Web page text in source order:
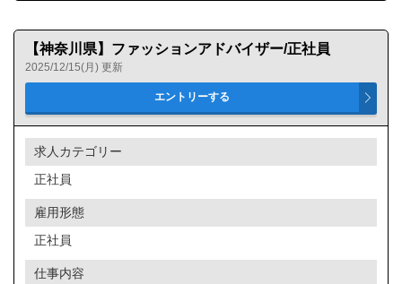
【神奈川県】ファッションアドバイザー/正社員
2025/12/15(月) 更新
求人カテゴリー
正社員
雇用形態
正社員
仕事内容